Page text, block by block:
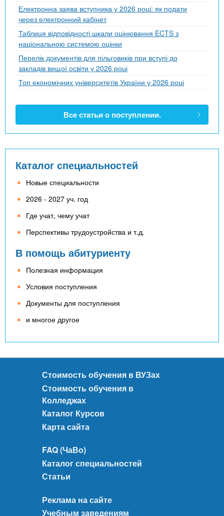
Електронна заява вступника у 2026 році: як подати
через електронний кабінет
Таблиця відповідності шкали оцінювання ECTS з
національною системою оцінки
Перелік документів для пільговиків при вступі до
закладів вищої освіти у 2026 році
Топ економічних університетів України у 2026 році
Все статьи о поступлении.
Каталог специальностей
Новые специальности
2026 - 2027 уч. год
Где учат, чему учат
Перспективы трудоустройства и т.д.
В помощь абитуриенту
Полезная информация
Условия поступления
Документы для поступления
и многое другое
Стоимость обучения в ВУЗах
Стоимость обучения в
Колледжах
Каталог Курсов
Карта сайта
FAQ (ЧаВо)
Каталог специальностей
Статьи
Реклама на сайте
Учебным заведениям